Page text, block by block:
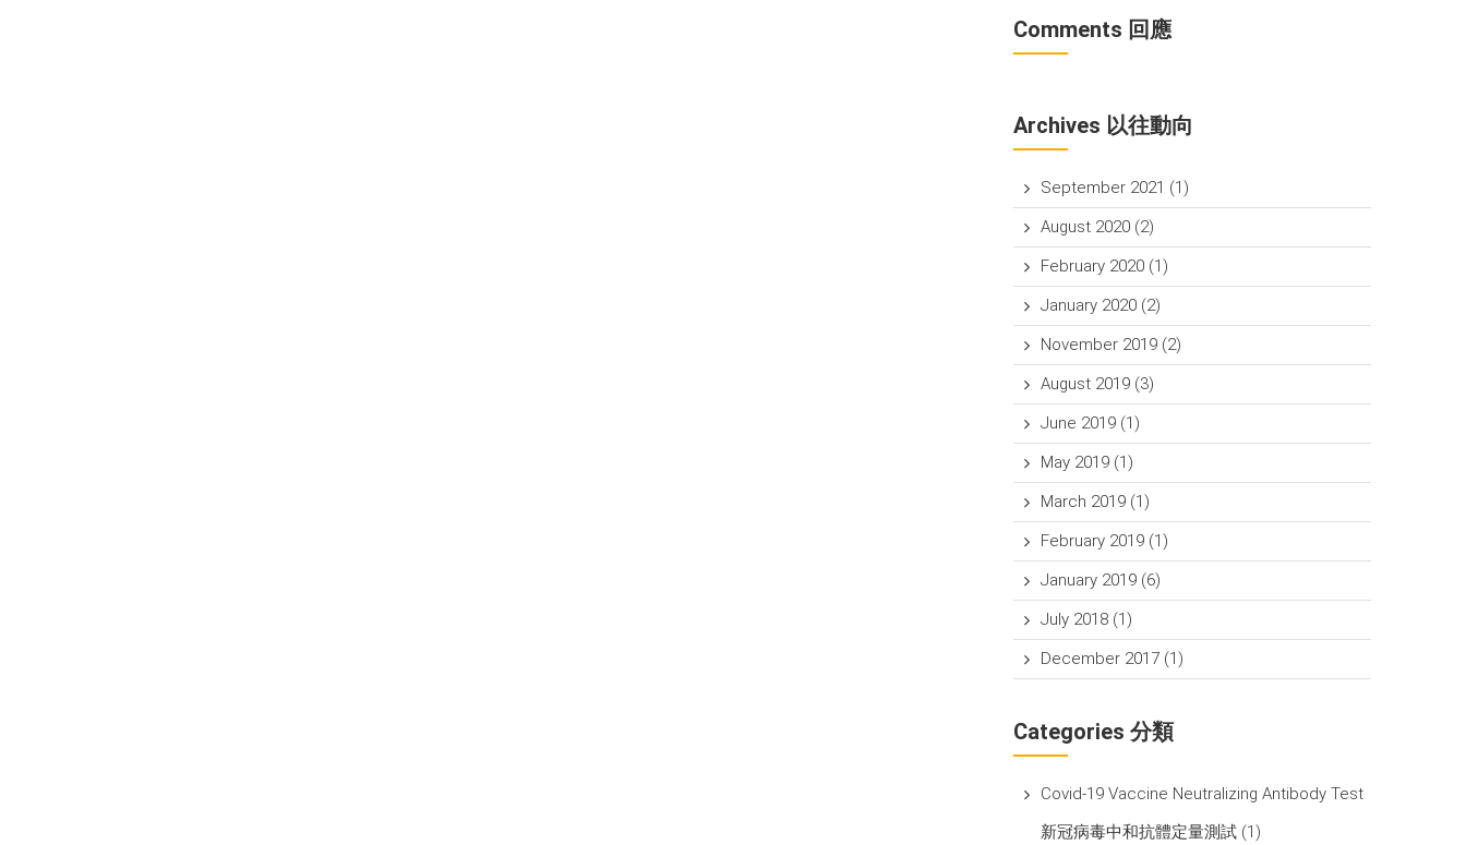
Comments 回應
Archives 以往動向
September 2021 (1)
August 2020 (2)
February 2020 (1)
January 2020 (2)
November 2019 (2)
August 2019 (3)
June 2019 (1)
May 2019 (1)
March 2019 (1)
February 2019 (1)
January 2019 (6)
July 2018 (1)
December 2017 (1)
Categories 分類
Covid-19 Vaccine Neutralizing Antibody Test
新冠病毒中和抗體定量測試 (1)